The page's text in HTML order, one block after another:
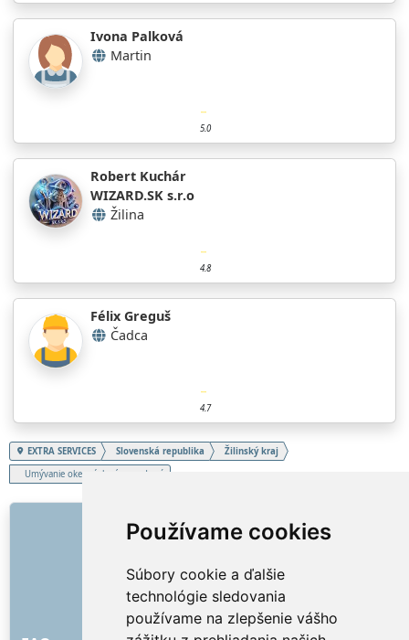
Používame cookies
Súbory cookie a ďalšie
technológie sledovania
používame na zlepšenie vášho
Ivona Palková
Martin
5.0
Robert Kuchár
WIZARD.SK s.r.o
Žilina
4.8
Félix Greguš
Čadca
4.7
EXTRA SERVICES Slovenská republika
Žilinský kraj
Umývanie okenných rámov, dverí
ODKAZY
Ako to všetko začalo
Cenník
Všeobecné obchodné podmienky